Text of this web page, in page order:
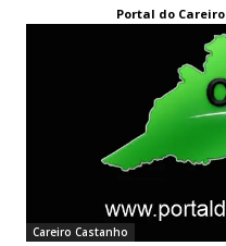
Portal do Careiro
Careiro Castanho